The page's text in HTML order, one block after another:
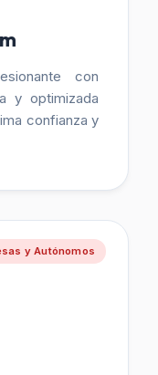
con
y optimizada
confianza y
y Autónomos